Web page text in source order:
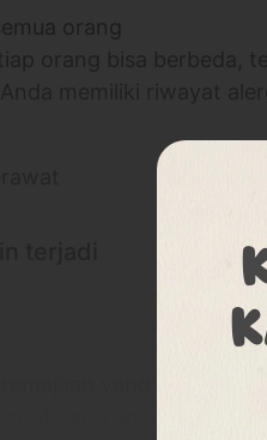
orang
yang dilakukan
yang aman